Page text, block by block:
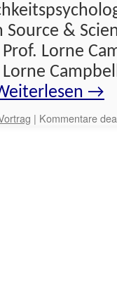
Source &
Prof. Lorne
→
| Kommentare